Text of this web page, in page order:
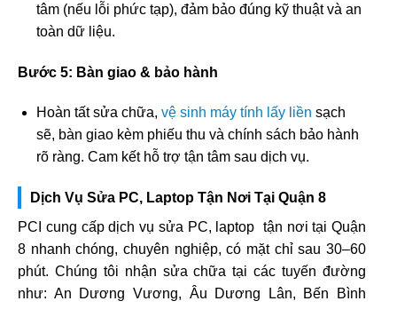
tâm (nếu lỗi phức tạp), đảm bảo đúng kỹ thuật và an
toàn dữ liệu.
Bước 5: Bàn giao & bảo hành
Hoàn tất sửa chữa, vệ sinh máy tính lấy liền sạch
sẽ, bàn giao kèm phiếu thu và chính sách bảo hành
rõ ràng. Cam kết hỗ trợ tận tâm sau dịch vụ.
Dịch Vụ Sửa PC, Laptop Tận Nơi Tại Quận 8
PCI cung cấp dịch vụ sửa PC, laptop tận nơi tại Quận
8 nhanh chóng, chuyên nghiệp, có mặt chỉ sau 30–60
phút. Chúng tôi nhận sửa chữa tại các tuyến đường
như: An Dương Vương, Âu Dương Lân, Bến Bình